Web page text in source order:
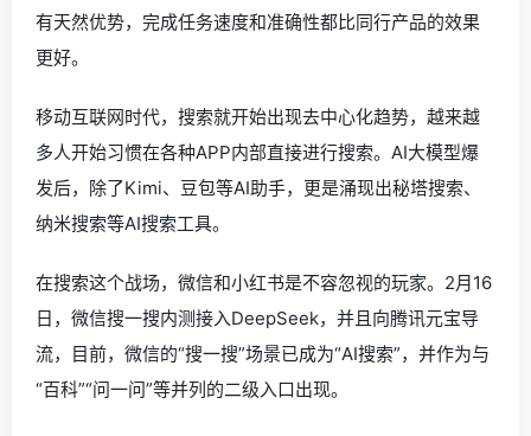
有天然优势，完成任务速度和准确性都比同行产品的效果
更好。
移动互联网时代，搜索就开始出现去中心化趋势，越来越
多人开始习惯在各种APP内部直接进行搜索。AI大模型爆
发后，除了Kimi、豆包等AI助手，更是涌现出秘塔搜索、
纳米搜索等AI搜索工具。
在搜索这个战场，微信和小红书是不容忽视的玩家。2月16
日，微信搜一搜内测接入DeepSeek，并且向腾讯元宝导
流，目前，微信的“搜一搜”场景已成为“AI搜索”，并作为与
“百科”“问一问”等并列的二级入口出现。